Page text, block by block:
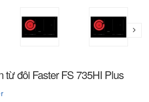
từ đôi Faster FS 735HI Plus